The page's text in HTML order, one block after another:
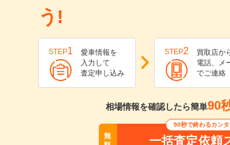
う!
STEP1
愛車情報を
入力して
査定申し込み
STEP2
買取店か
電話、メ
でご連絡
相場情報を確認したら簡単90
無
90秒で終わるカンタ
一括査定依頼